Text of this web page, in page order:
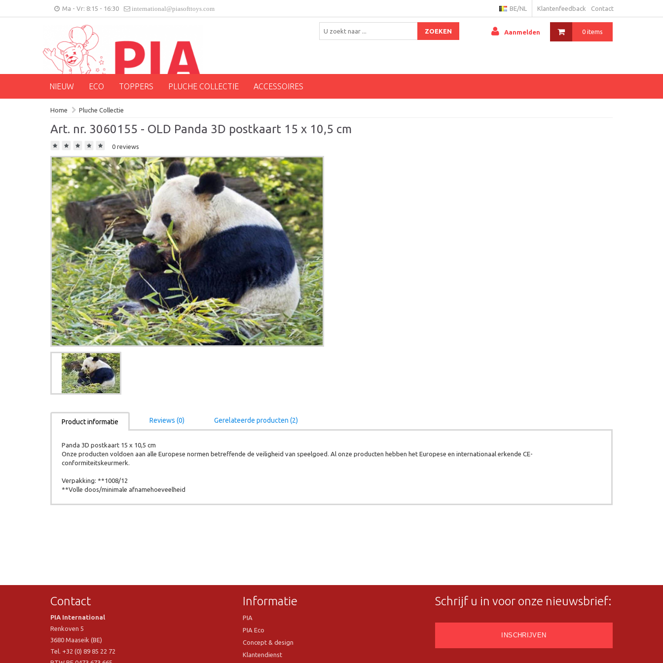
Ma - Vr: 8:15 - 16:30 international@piasofttoys.com Klantenfeedback Contact
BE/NL
0 items
Aanmelden
ZOEKEN
NIEUW ECO TOPPERS PLUCHE COLLECTIE ACCESSOIRES
Home Pluche Collectie
Art. nr. 3060155 - OLD Panda 3D postkaart 15 x 10,5 cm
0 reviews
Product informatie Reviews (0) Gerelateerde producten (2)
Panda 3D postkaart 15 x 10,5 cm
Onze producten voldoen aan alle Europese normen betreffende de veiligheid van speelgoed. Al onze producten hebben het Europese en internationaal erkende CE-
conformiteitskeurmerk.
Verpakking: **1008/12
**Volle doos/minimale afnamehoeveelheid
Contact
PIA International
Renkoven 5
3680 Maaseik (BE)
Tel. +32 (0) 89 85 22 72
Informatie
PIA
PIA Eco
Concept & design
Klantendienst
Schrijf u in voor onze nieuwsbrief: